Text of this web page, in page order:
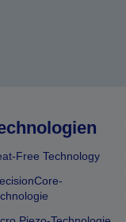
Free Technology